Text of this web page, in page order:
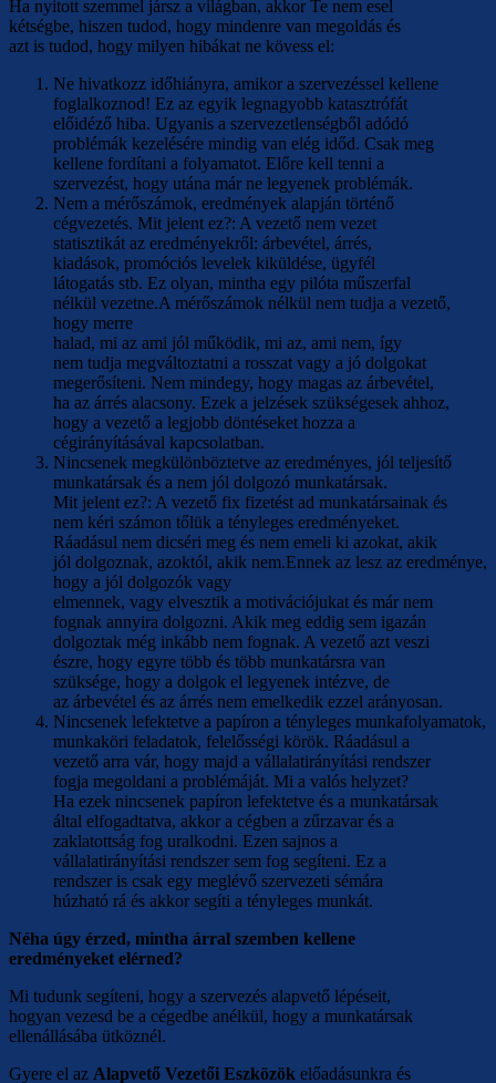
Ha nyitott szemmel jársz a világban, akkor Te nem esel
kétségbe, hiszen tudod, hogy mindenre van megoldás és
azt is tudod, hogy milyen hibákat ne kövess el:
Ne hivatkozz időhiányra, amikor a szervezéssel kellene
foglalkoznod! Ez az egyik legnagyobb katasztrófát
előidéző hiba. Ugyanis a szervezetlenségből adódó
problémák kezelésére mindig van elég időd. Csak meg
kellene fordítani a folyamatot. Előre kell tenni a
szervezést, hogy utána már ne legyenek problémák.
Nem a mérőszámok, eredmények alapján történő
cégvezetés. Mit jelent ez?: A vezető nem vezet
statisztikát az eredményekről: árbevétel, árrés,
kiadások, promóciós levelek kiküldése, ügyfél
látogatás stb. Ez olyan, mintha egy pilóta műszerfal
nélkül vezetne.A mérőszámok nélkül nem tudja a vezető,
hogy merre
halad, mi az ami jól működik, mi az, ami nem, így
nem tudja megváltoztatni a rosszat vagy a jó dolgokat
megerősíteni. Nem mindegy, hogy magas az árbevétel,
ha az árrés alacsony. Ezek a jelzések szükségesek ahhoz,
hogy a vezető a legjobb döntéseket hozza a
cégirányításával kapcsolatban.
Nincsenek megkülönböztetve az eredményes, jól teljesítő
munkatársak és a nem jól dolgozó munkatársak.
Mit jelent ez?: A vezető fix fizetést ad munkatársainak és
nem kéri számon tőlük a tényleges eredményeket.
Ráadásul nem dicséri meg és nem emeli ki azokat, akik
jól dolgoznak, azoktól, akik nem.Ennek az lesz az eredménye,
hogy a jól dolgozók vagy
elmennek, vagy elvesztik a motivációjukat és már nem
fognak annyira dolgozni. Akik meg eddig sem igazán
dolgoztak még inkább nem fognak. A vezető azt veszi
észre, hogy egyre több és több munkatársra van
szüksége, hogy a dolgok el legyenek intézve, de
az árbevétel és az árrés nem emelkedik ezzel arányosan.
Nincsenek lefektetve a papíron a tényleges munkafolyamatok,
munkaköri feladatok, felelősségi körök. Ráadásul a
vezető arra vár, hogy majd a vállalatirányítási rendszer
fogja megoldani a problémáját. Mi a valós helyzet?
Ha ezek nincsenek papíron lefektetve és a munkatársak
által elfogadtatva, akkor a cégben a zűrzavar és a
zaklatottság fog uralkodni. Ezen sajnos a
vállalatirányítási rendszer sem fog segíteni. Ez a
rendszer is csak egy meglévő szervezeti sémára
húzható rá és akkor segíti a tényleges munkát.
Néha úgy érzed, mintha árral szemben kellene
eredményeket elérned?
Mi tudunk segíteni, hogy a szervezés alapvető lépéseit,
hogyan vezesd be a cégedbe anélkül, hogy a munkatársak
ellenállásába ütköznél.
Gyere el az Alapvető Vezetői Eszközök előadásunkra és